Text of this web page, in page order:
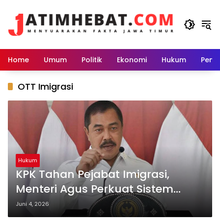
Home Umum Politik Ekonomi Hukum
OTT Imigrasi
Hukum
KPK Tahan Pejabat Imigrasi,
Menteri Agus Perkuat Sistem
Pengawasan Internal
Juni 4, 2026